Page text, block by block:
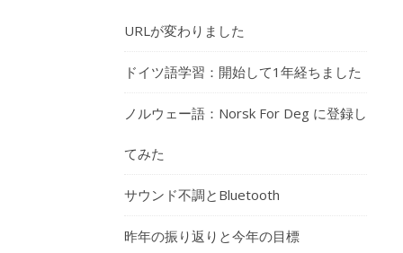
URLが変わりました
ドイツ語学習：開始して1年経ちました
ノルウェー語：Norsk For Deg に登録し
てみた
サウンド不調とBluetooth
昨年の振り返りと今年の目標